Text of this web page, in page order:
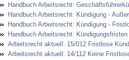
Hand­buch Ar­beits­recht:
Hand­buch Ar­beits­recht: Kündi­gung -
Hand­buch Ar­beits­recht: Kündi­gung -
Hand­buch Ar­beits­recht: Kündi­gungs­fris­ten
Ar­beits­recht ak­tu­ell: 15/012 Frist­lo­se
Ar­beits­recht ak­tu­ell: 14/112 Kei­ne